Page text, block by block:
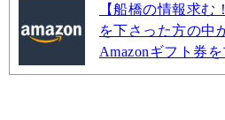
【船橋の情報求
を下さった方の中
Amazonギフト券